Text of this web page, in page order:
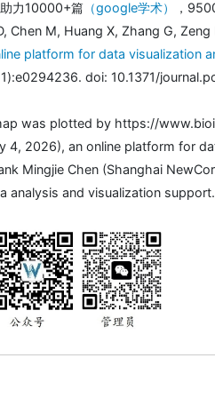
力10000+篇（google学术） ，
Chen M, Huang X, Zhang G,
platform for data visualization
doi: 10.1371/
was plotted by https://
4, 2026), an online platform for
Mingjie Chen (Shanghai
analysis and visualization support.